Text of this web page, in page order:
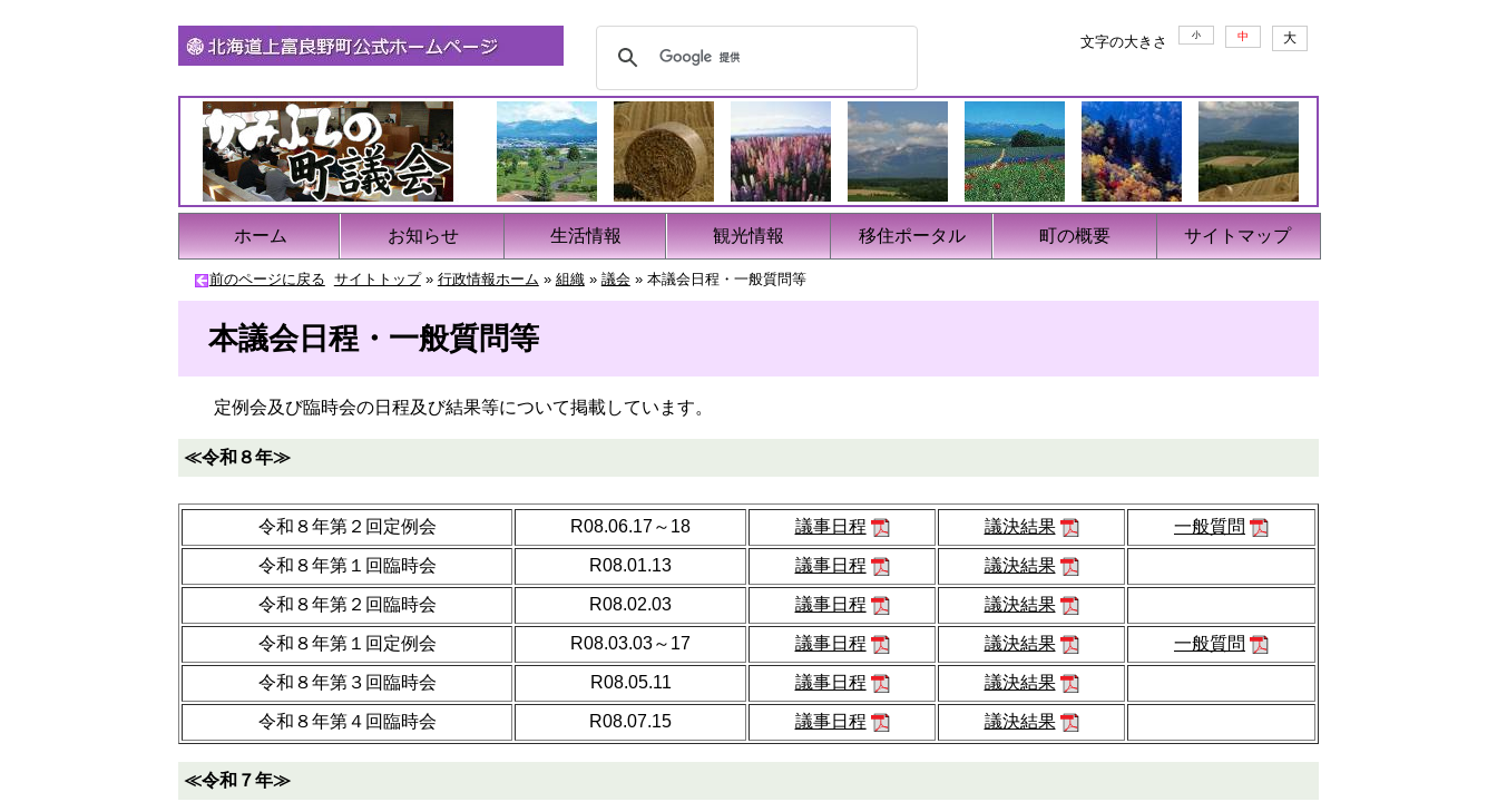
大
中
小
文字の大きさ
ホーム お知らせ 生活情報 観光情報 移住ポータル 町の概要 サイトマップ
前のページに戻る サイトトップ» 行政情報ホーム » 組織» 議会» 本議会日程・一般質問等
本議会日程・一般質問等
定例会及び臨時会の日程及び結果等について掲載しています。
≪令和８年≫
令和８年第２回定例会 R08.06.17～18 議事日程 議決結果 一般質問
令和８年第１回臨時会 R08.01.13 議事日程 議決結果
令和８年第２回臨時会 R08.02.03 議事日程 議決結果
令和８年第１回定例会 R08.03.03～17 議事日程 議決結果 一般質問
令和８年第３回臨時会 R08.05.11 議事日程 議決結果
令和８年第４回臨時会 R08.07.15 議事日程 議決結果
≪令和７年≫